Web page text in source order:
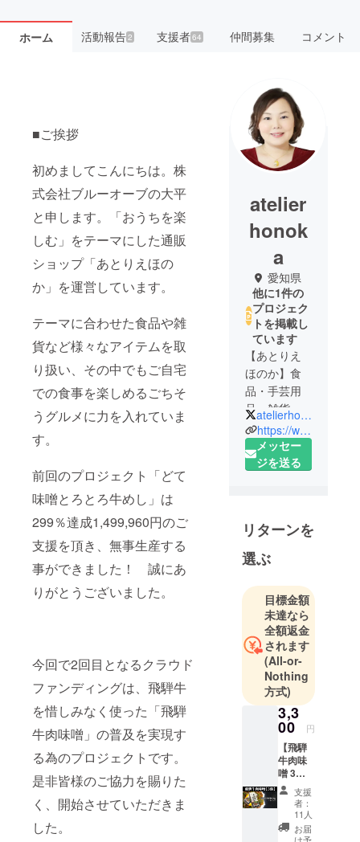
ホーム 活動報告2 支援者64 仲間募集 コメント
■ご挨拶
初めましてこんにちは。株
式会社ブルーオーブの大平
と申します。「おうちを楽
しむ」をテーマにした通販
ショップ「あとりえほの
か」を運営しています。
テーマに合わせた食品や雑
貨など様々なアイテムを取
り扱い、その中でもご自宅
での食事を楽しめるごちそ
うグルメに力を入れていま
す。
前回のプロジェクト「どて
味噌とろとろ牛めし」は
299％達成1,499,960円のご
支援を頂き、無事生産する
事ができました！ 誠にあ
りがとうございました。
今回で2回目となるクラウド
ファンディングは、飛騨牛
を惜しみなく使った「飛騨
牛肉味噌」の普及を実現す
る為のプロジェクトです。
是非皆様のご協力を賜りた
く、開始させていただきま
した。
atelier
honok
a
愛知県
他に1件の
プロジェク
トを掲載し
ています
【あとりえ
ほのか】食
品・手芸用
品・雑貨な
どを販売す
るネット通
販ショップ
スタート
し、現在で
は、生活に
輝きを提供
するお店と
して「おう
ちを楽し
む」為の商
品を幅広く
取り扱って
おります。
atelierhonoka
https://www.rakuten.co.jp/a-honoka/
メッセー
ジを送る
リターンを
選ぶ
目標金額
未達なら
全額返金
されます
(All-or-
Nothing
方式)
3,3
00 円
【飛騨
牛肉味
噌 3
個】支援
者：
11人
お届
け予